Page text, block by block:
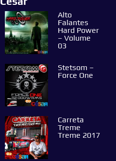
Alto
Falantes
Hard Power
– Volume
03
Stetsom –
Force One
Carreta
Treme
Treme 2017